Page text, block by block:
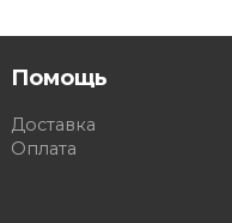
Помощь
Доставка
Оплата